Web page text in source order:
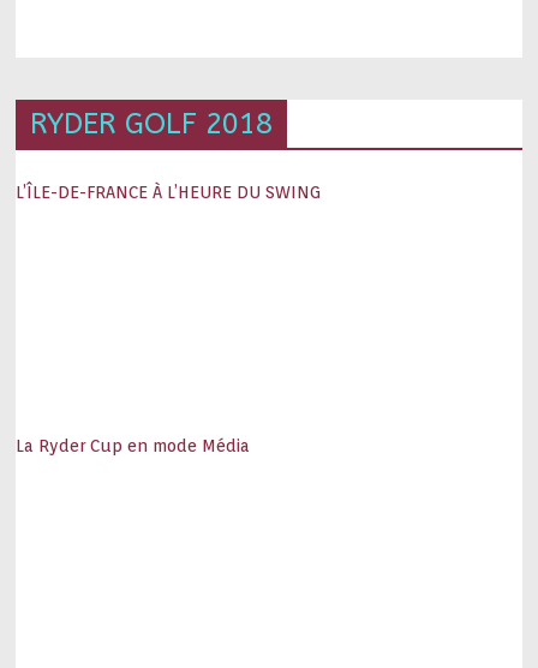
RYDER GOLF 2018
L’ÎLE-DE-FRANCE À L’HEURE DU SWING
La Ryder Cup en mode Média